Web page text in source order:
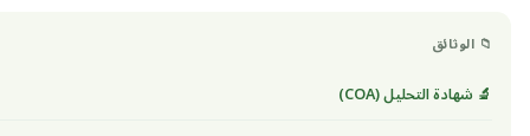
📁 الوثائق
🔬 شهادة التحليل (COA)